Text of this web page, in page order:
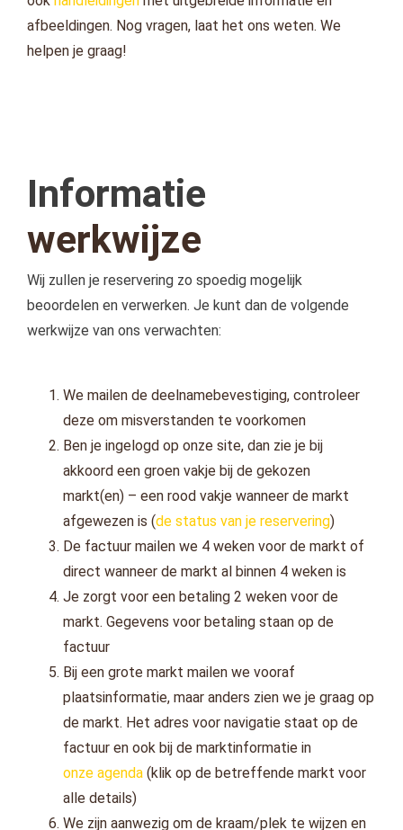
afbeeldingen. Nog vragen, laat het ons weten. We
helpen je graag!
Informatie
werkwijze
Wij zullen je reservering zo spoedig mogelijk
beoordelen en verwerken. Je kunt dan de volgende
werkwijze van ons verwachten:
We mailen de deelnamebevestiging, controleer
deze om misverstanden te voorkomen
Ben je ingelogd op onze site, dan zie je bij
akkoord een groen vakje bij de gekozen
markt(en) – een rood vakje wanneer de markt
afgewezen is (de status van je reservering)
De factuur mailen we 4 weken voor de markt of
direct wanneer de markt al binnen 4 weken is
Je zorgt voor een betaling 2 weken voor de
markt. Gegevens voor betaling staan op de
factuur
Bij een grote markt mailen we vooraf
plaatsinformatie, maar anders zien we je graag op
de markt. Het adres voor navigatie staat op de
factuur en ook bij de marktinformatie in
onze agenda (klik op de betreffende markt voor
alle details)
We zijn aanwezig om de kraam/plek te wijzen en